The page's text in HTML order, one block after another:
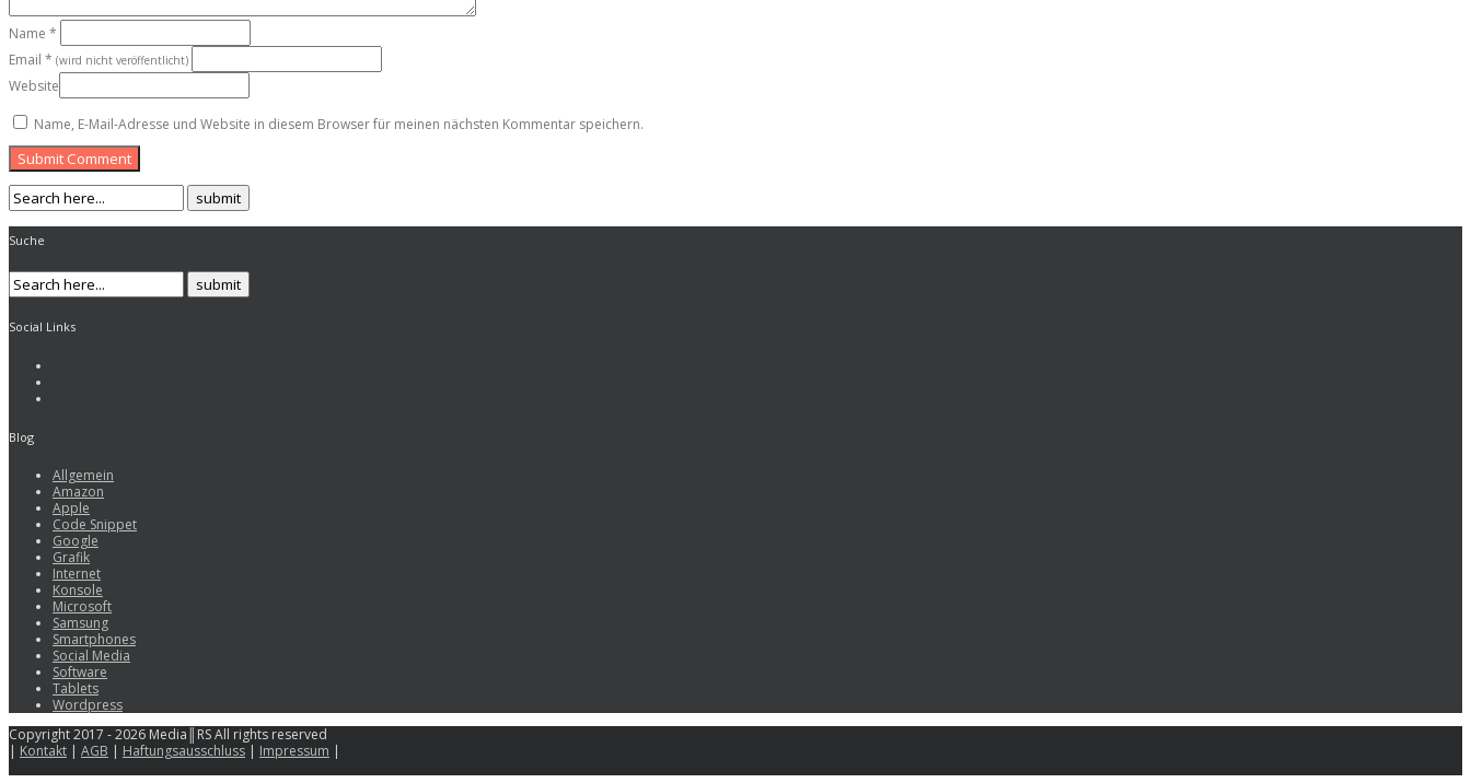
Name *
Email * (wird nicht veröffentlicht)
Website
Name, E-Mail-Adresse und Website in diesem Browser für meinen nächsten Kommentar speichern.
Submit Comment
Suche
Social Links
Blog
Allgemein
Amazon
Apple
Code Snippet
Google
Grafik
Internet
Konsole
Microsoft
Samsung
Smartphones
Social Media
Software
Tablets
Wordpress
Copyright 2017 - 2026 Media║RS All rights reserved
| Kontakt | AGB | Haftungsausschluss | Impressum |